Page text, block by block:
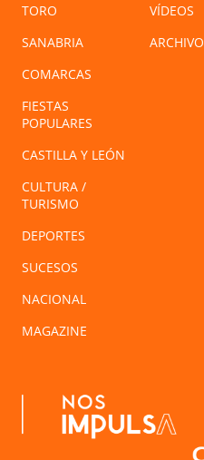
TORO
SANABRIA
COMARCAS
FIESTAS
POPULARES
CASTILLA Y LEÓN
CULTURA /
TURISMO
DEPORTES
SUCESOS
NACIONAL
MAGAZINE
VÍDEOS
ARCHIVO